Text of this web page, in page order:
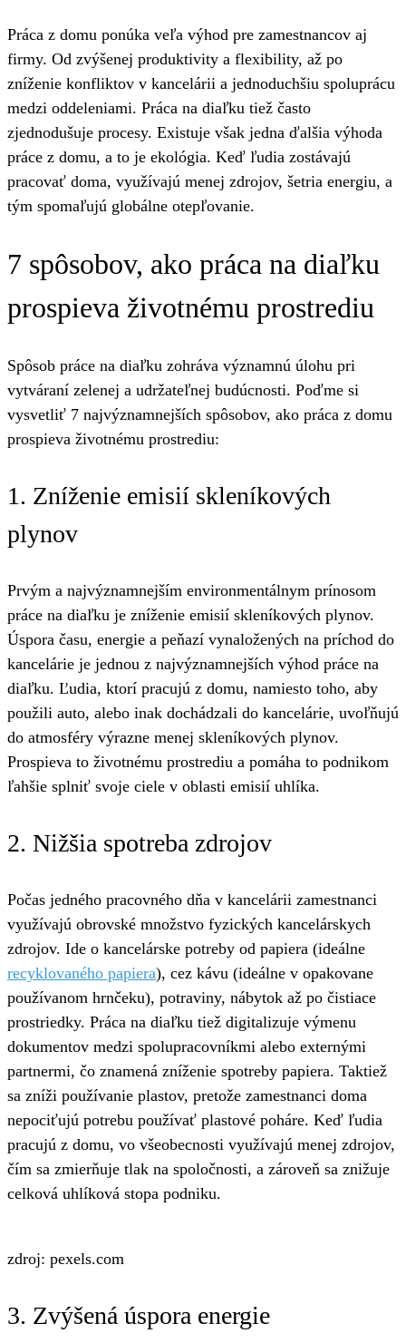
Práca z domu ponúka veľa výhod pre zamestnancov aj
firmy. Od zvýšenej produktivity a flexibility, až po
zníženie konfliktov v kancelárii a jednoduchšiu spoluprácu
medzi oddeleniami. Práca na diaľku tiež často
zjednodušuje procesy. Existuje však jedna ďalšia výhoda
práce z domu, a to je ekológia. Keď ľudia zostávajú
pracovať doma, využívajú menej zdrojov, šetria energiu, a
tým spomaľujú globálne otepľovanie.
7 spôsobov, ako práca na diaľku
prospieva životnému prostrediu
Spôsob práce na diaľku zohráva významnú úlohu pri
vytváraní zelenej a udržateľnej budúcnosti. Poďme si
vysvetliť 7 najvýznamnejších spôsobov, ako práca z domu
prospieva životnému prostrediu:
1. Zníženie emisií skleníkových
plynov
Prvým a najvýznamnejším environmentálnym prínosom
práce na diaľku je zníženie emisií skleníkových plynov.
Úspora času, energie a peňazí vynaložených na príchod do
kancelárie je jednou z najvýznamnejších výhod práce na
diaľku. Ľudia, ktorí pracujú z domu, namiesto toho, aby
použili auto, alebo inak dochádzali do kancelárie, uvoľňujú
do atmosféry výrazne menej skleníkových plynov.
Prospieva to životnému prostrediu a pomáha to podnikom
ľahšie splniť svoje ciele v oblasti emisií uhlíka.
2. Nižšia spotreba zdrojov
Počas jedného pracovného dňa v kancelárii zamestnanci
využívajú obrovské množstvo fyzických kancelárskych
zdrojov. Ide o kancelárske potreby od papiera (ideálne
recyklovaného papiera), cez kávu (ideálne v opakovane
používanom hrnčeku), potraviny, nábytok až po čistiace
prostriedky. Práca na diaľku tiež digitalizuje výmenu
dokumentov medzi spolupracovníkmi alebo externými
partnermi, čo znamená zníženie spotreby papiera. Taktiež
sa zníži používanie plastov, pretože zamestnanci doma
nepociťujú potrebu používať plastové poháre. Keď ľudia
pracujú z domu, vo všeobecnosti využívajú menej zdrojov,
čím sa zmierňuje tlak na spoločnosti, a zároveň sa znižuje
celková uhlíková stopa podniku.
zdroj: pexels.com
3. Zvýšená úspora energie